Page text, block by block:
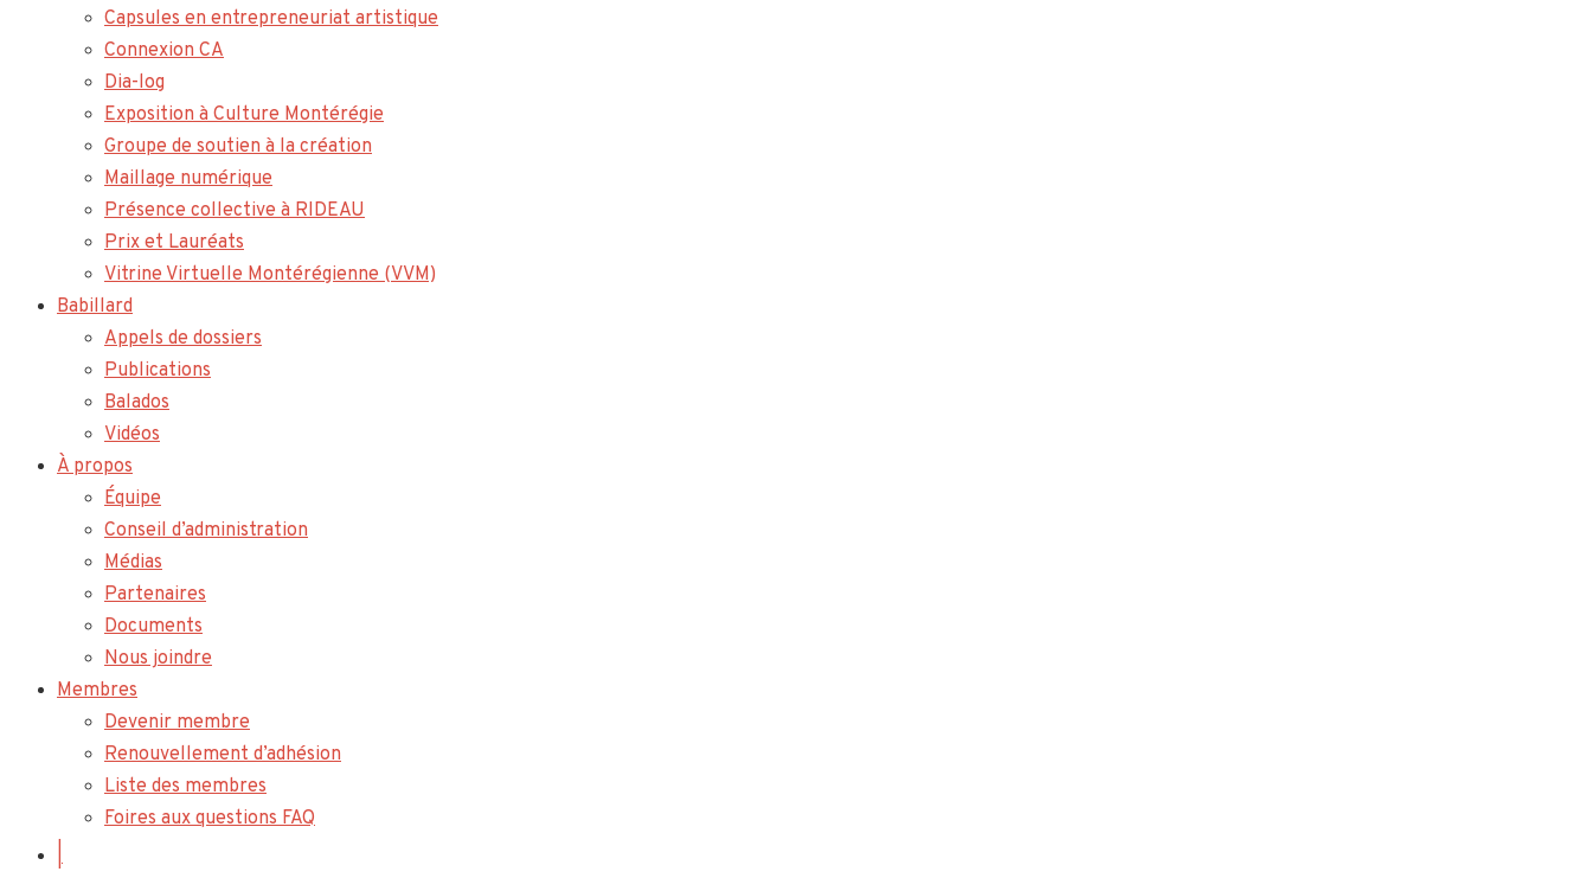
Capsules en entrepreneuriat artistique
Connexion CA
Dia-log
Exposition à Culture Montérégie
Groupe de soutien à la création
Maillage numérique
Présence collective à RIDEAU
Prix et Lauréats
Vitrine Virtuelle Montérégienne (VVM)
Babillard
Appels de dossiers
Publications
Balados
Vidéos
À propos
Équipe
Conseil d’administration
Médias
Partenaires
Documents
Nous joindre
Membres
Devenir membre
Renouvellement d’adhésion
Liste des membres
Foires aux questions FAQ
|